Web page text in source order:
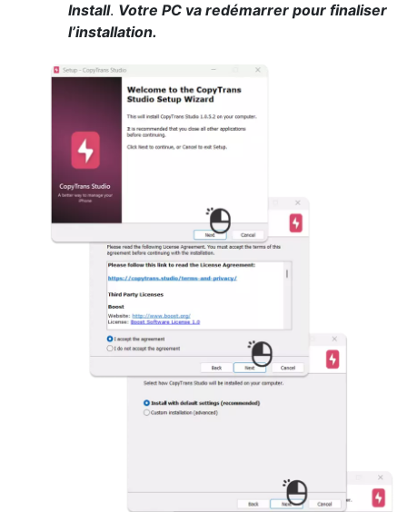
Install. Votre PC va redémarrer pour finaliser
l’installation.